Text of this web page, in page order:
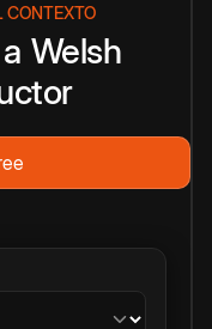
CONTEXTO
a Welsh